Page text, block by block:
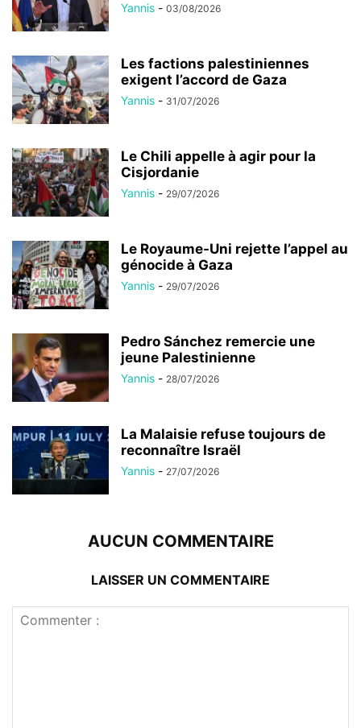
Yannis - 03/08/2026
Les factions palestiniennes
exigent l’accord de Gaza
Yannis - 31/07/2026
Le Chili appelle à agir pour la
Cisjordanie
Yannis - 29/07/2026
Le Royaume-Uni rejette l’appel au
génocide à Gaza
Yannis - 29/07/2026
Pedro Sánchez remercie une
jeune Palestinienne
Yannis - 28/07/2026
La Malaisie refuse toujours de
reconnaître Israël
Yannis - 27/07/2026
AUCUN COMMENTAIRE
LAISSER UN COMMENTAIRE